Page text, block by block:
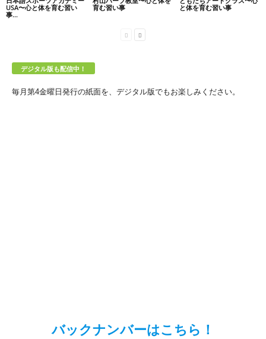
USA〜心と体を育む習い
事...
育む習い事
と体を育む習い事
デジタル版も配信中！
毎月第4金曜日発行の紙面を、デジタル版でもお楽しみください。
バックナンバーはこちら！